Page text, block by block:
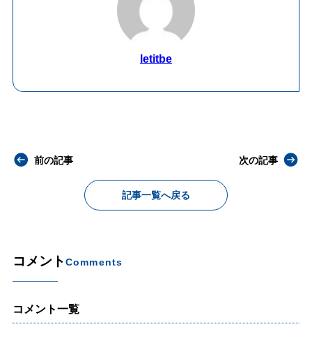
letitbe
前の記事
記事一覧へ戻る
次の記事
コメントComments
コメント一覧